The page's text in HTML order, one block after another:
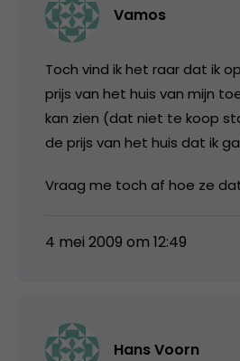
Vamos
Toch vind ik het raar dat ik
prijs van het huis van mijn
kan zien (dat niet te koop
de prijs van het huis dat ik
Vraag me toch af hoe ze
4 mei 2009 om 12:49
Hans Voorn